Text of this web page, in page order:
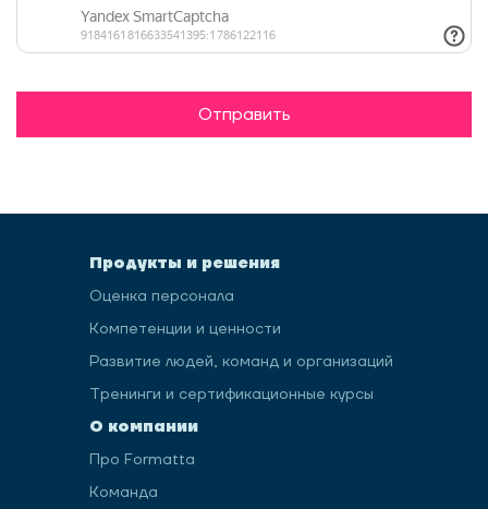
Отправить
Продукты и решения
Оценка персонала
Компетенции и ценности
Развитие людей, команд и организаций
Тренинги и сертификационные курсы
О компании
Про Formatta
Команда